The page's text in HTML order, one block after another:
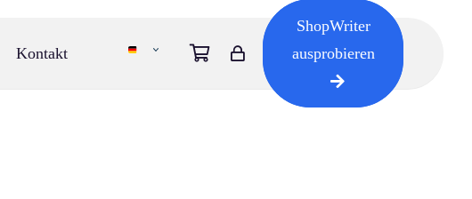
Kontakt
ShopWriter
ausprobieren